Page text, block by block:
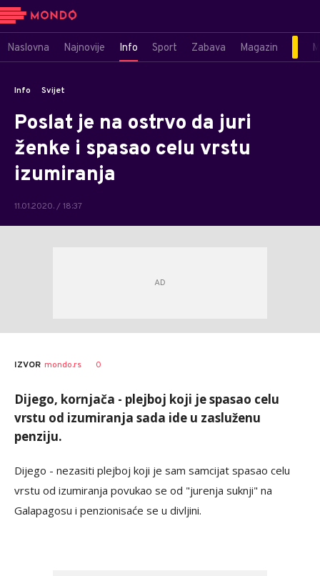
Naslovna Najnovije Info Sport Zabava Magazin
Info Svijet
Poslat je na ostrvo da juri
ženke i spasao celu vrstu
izumiranja
11.01.2020. / 18:37
IZVOR mondo.rs 0
Dijego, kornjača - plejboj koji je spasao celu
vrstu od izumiranja sada ide u zasluženu
penziju.
Dijego - nezasiti plejboj koji je sam samcijat spasao celu
vrstu od izumiranja povukao se od "jurenja suknji" na
Galapagosu i penzionisaće se u divljini.